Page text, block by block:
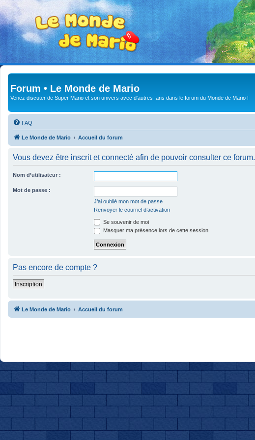
Forum • Le Monde de Mario
Venez discuter de Super Mario et son univers avec d'autres fans dans le forum du Monde de Mario !
FAQ
Le Monde de Mario Accueil du forum
Vous devez être inscrit et connecté afin de pouvoir consulter ce forum.
Nom d’utilisateur :
Mot de passe :
J’ai oublié mon mot de passe
Renvoyer le courriel d’activation
Se souvenir de moi
Masquer ma présence lors de cette session
Pas encore de compte ?
Inscription
Le Monde de Mario Accueil du forum